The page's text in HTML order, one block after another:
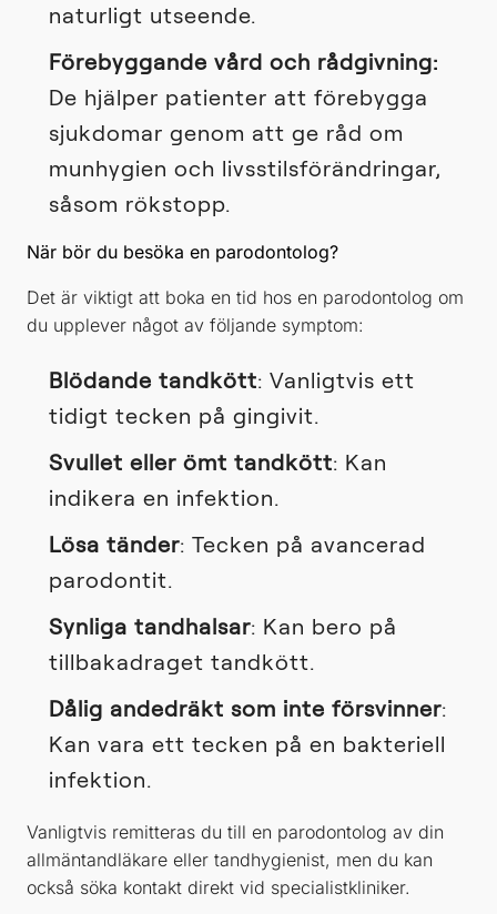
naturligt utseende.
Förebyggande vård och rådgivning:
De hjälper patienter att förebygga
sjukdomar genom att ge råd om
munhygien och livsstilsförändringar,
såsom rökstopp.
När bör du besöka en parodontolog?
Det är viktigt att boka en tid hos en parodontolog om
du upplever något av följande symptom:
Blödande tandkött: Vanligtvis ett
tidigt tecken på gingivit.
Svullet eller ömt tandkött: Kan
indikera en infektion.
Lösa tänder: Tecken på avancerad
parodontit.
Synliga tandhalsar: Kan bero på
tillbakadraget tandkött.
Dålig andedräkt som inte försvinner:
Kan vara ett tecken på en bakteriell
infektion.
Vanligtvis remitteras du till en parodontolog av din
allmäntandläkare eller tandhygienist, men du kan
också söka kontakt direkt vid specialistkliniker.